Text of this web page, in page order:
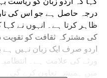
درجہ حاصل ہے جو اس کی
ظاہر کرتا ہے۔ انہوں نے
کی مشترکہ ثقافت کو تقویت
اردو صرف ایک زبان نہیں ہے
ورثے کی علامت ہے۔